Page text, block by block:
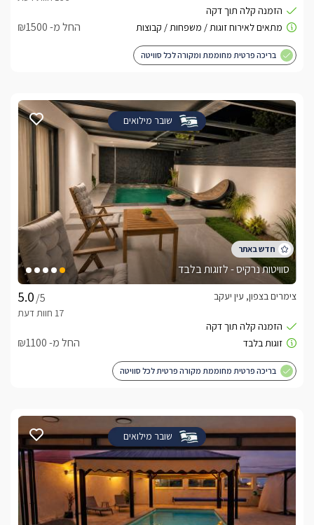
החל מ- ₪1500
בריכה פרטית מחוממת ומקורה לכל סוויטה
שובר מילואים
סוויטות נרקיס - לזוגות בלבד
/5
צימרים בצפון, עין יעקב
החל מ- ₪1100
בריכה פרטית מחוממת מקורה פרטית לכל סוויטה
שובר מילואים